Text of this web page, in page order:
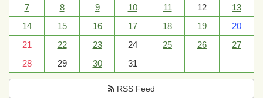
7
8 9 10 11 12
13
14
15 16 17 18 19
20
21
22 23 24 25 26
27
28
29 30 31
RSS Feed